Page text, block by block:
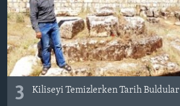
3 Kiliseyi Temizlerken Tarih Buldular